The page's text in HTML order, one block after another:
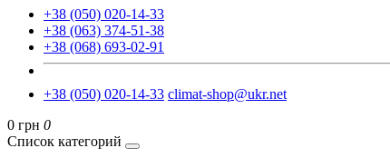
+38 (050) 020-14-33
+38 (063) 374-51-38
+38 (068) 693-02-91
+38 (050) 020-14-33 climat-shop@ukr.net
0 грн 0
Список категорий